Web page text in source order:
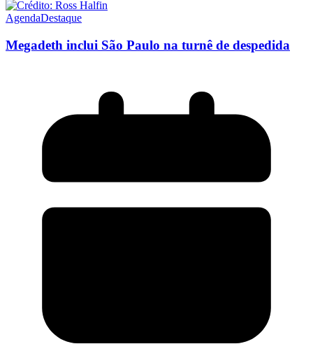
AgendaDestaque
Megadeth inclui São Paulo na turnê de despedida